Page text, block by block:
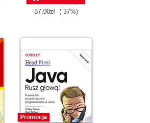
87.00zł (-37%)
Promocja